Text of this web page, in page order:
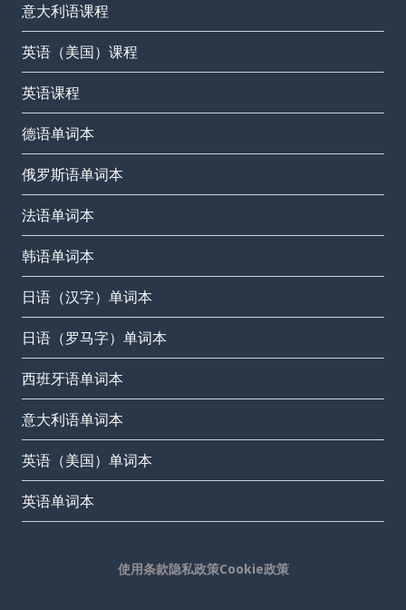
意大利语课程
英语（美国）课程
英语课程
德语单词本
俄罗斯语单词本
法语单词本
韩语单词本
日语（汉字）单词本
日语（罗马字）单词本
西班牙语单词本
意大利语单词本
英语（美国）单词本
英语单词本
使用条款隐私政策Cookie政策